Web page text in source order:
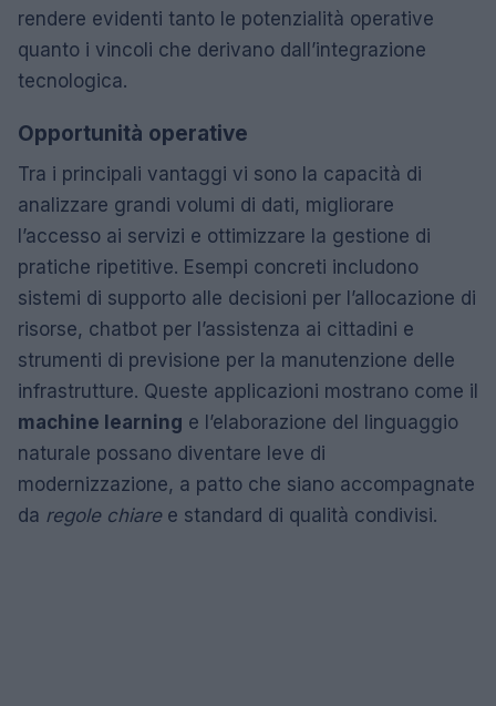
rendere evidenti tanto le potenzialità operative
quanto i vincoli che derivano dall’integrazione
tecnologica.
Opportunità operative
Tra i principali vantaggi vi sono la capacità di
analizzare grandi volumi di dati, migliorare
l’accesso ai servizi e ottimizzare la gestione di
pratiche ripetitive. Esempi concreti includono
sistemi di supporto alle decisioni per l’allocazione di
risorse, chatbot per l’assistenza ai cittadini e
strumenti di previsione per la manutenzione delle
infrastrutture. Queste applicazioni mostrano come il
machine learning e l’elaborazione del linguaggio
naturale possano diventare leve di
modernizzazione, a patto che siano accompagnate
da regole chiaree standard di qualità condivisi.